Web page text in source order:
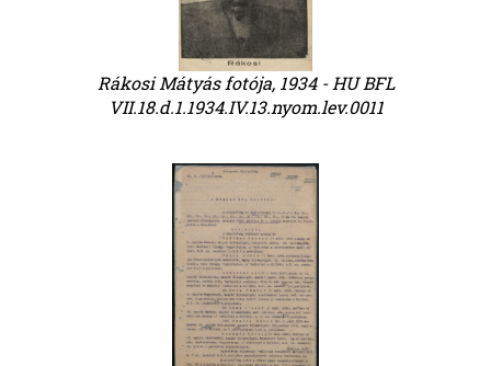
Rákosi Mátyás fotója, 1934 - HU BFL
VII.18.d.1.1934.IV.13.nyom.lev.0011